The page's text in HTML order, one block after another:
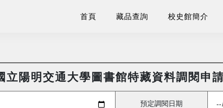
首頁 藏品查詢 校史館簡介
立陽明交通大學圖書館特藏資料調閱申
預定調閱日期